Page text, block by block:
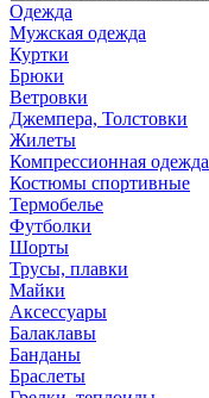
Одежда
Мужская одежда
Куртки
Брюки
Ветровки
Джемпера, Толстовки
Жилеты
Компрессионная одежда
Костюмы спортивные
Термобелье
Футболки
Шорты
Трусы, плавки
Майки
Аксессуары
Балаклавы
Банданы
Браслеты